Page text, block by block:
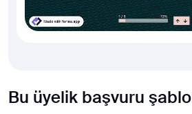
Bu üyelik başvuru